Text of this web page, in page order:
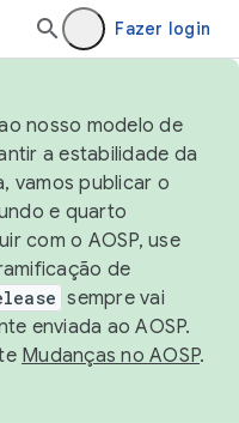
Fazer login
nosso modelo de
a estabilidade da
vamos publicar o
e quarto
com o AOSP, use
de
sempre vai
enviada ao AOSP.
Mudanças no AOSP.